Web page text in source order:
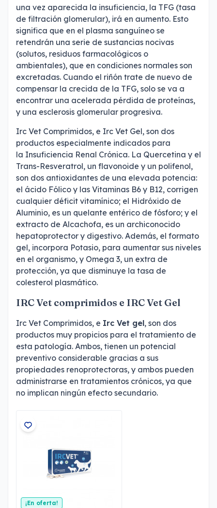
una vez aparecida la insuficiencia, la TFG (tasa
de filtración glomerular), irá en aumento. Esto
significa que en el plasma sanguíneo se
retendrán una serie de sustancias nocivas
(solutos, residuos farmacológicos o
ambientales), que en condiciones normales son
excretadas. Cuando el riñón trate de nuevo de
compensar la crecida de la TFG, solo se va a
encontrar una acelerada pérdida de proteínas,
y una esclerosis glomerular progresiva.
Irc Vet Comprimidos, e Irc Vet Gel, son dos
productos especialmente indicados para
la Insuficiencia Renal Crónica. La Quercetina y el
Trans-Resveratrol, un flavonoide y un polifenol,
son dos antioxidantes de una elevada potencia:
el ácido Fólico y las Vitaminas B6 y B12, corrigen
cualquier déficit vitamínico; el Hidróxido de
Aluminio, es un quelante entérico de fósforo; y el
extracto de Alcachofa, es un archiconocido
hepatoprotector y digestivo. Además, el formato
gel, incorpora Potasio, para aumentar sus niveles
en el organismo, y Omega 3, un extra de
protección, ya que disminuye la tasa de
colesterol plasmático.
IRC Vet comprimidos e IRC Vet Gel
Irc Vet Comprimidos, e Irc Vet gel, son dos
productos muy propicios para el tratamiento de
esta patología. Ambos, tienen un potencial
preventivo considerable gracias a sus
propiedades renoprotectoras, y ambos pueden
administrarse en tratamientos crónicos, ya que
no implican ningún efecto secundario.
¡En oferta!